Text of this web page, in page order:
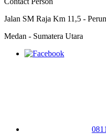
Jalan SM Raja Km 11,5 -
Medan - Sumatera Utara